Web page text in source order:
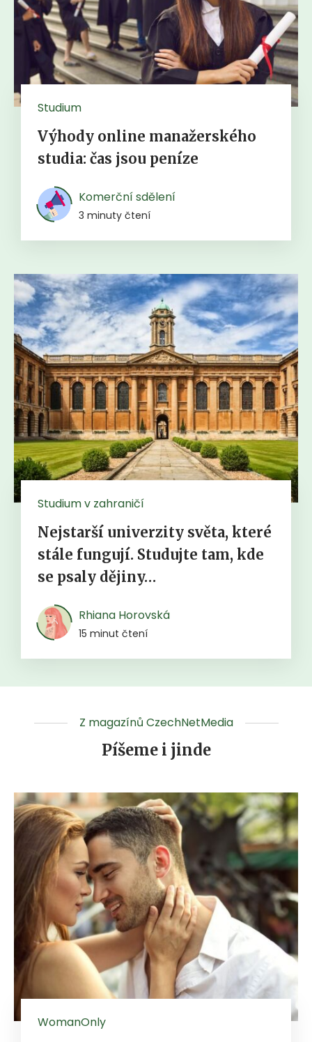
Studium
Výhody online manažerského
studia: čas jsou peníze
Komerční sdělení
3 minuty čtení
Studium v zahraničí
Nejstarší univerzity světa, které
stále fungují. Studujte tam, kde
se psaly dějiny…
Rhiana Horovská
15 minut čtení
Z magazínů CzechNetMedia
Píšeme i jinde
WomanOnly